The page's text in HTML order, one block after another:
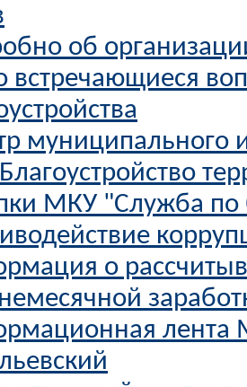
об
встречающиеся
муниципального
МКУ "Служба по
о
лента